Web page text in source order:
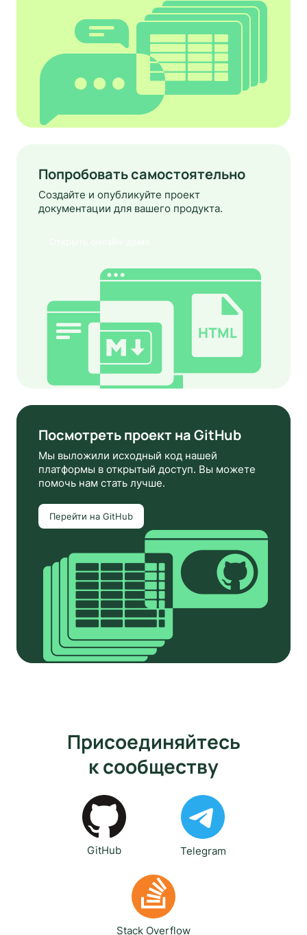
Попробовать самостоятельно
Создайте и опубликуйте проект
документации для вашего продукта.
Посмотреть проект на GitHub
Мы выложили исходный код нашей
платформы в открытый доступ. Вы можете
помочь нам стать лучше.
Перейти на GitHub
Присоединяйтесь
к сообществу
GitHub Telegram
Stack Overflow